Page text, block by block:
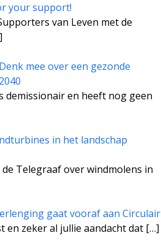
your support!
van Leven met de
mee over een gezonde
demissionair en heeft nog geen
in het landschap
Telegraaf over windmolens in
gaat vooraf aan Circulair
en zeker al jullie aandacht dat […]